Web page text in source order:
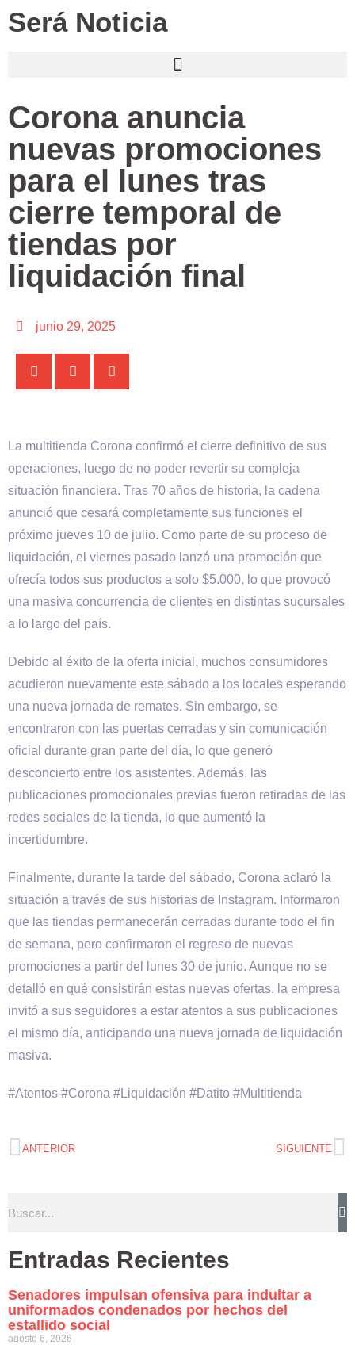
Será Noticia
Corona anuncia
nuevas promociones
para el lunes tras
cierre temporal de
tiendas por
liquidación final
junio 29, 2025
La multitienda Corona confirmó el cierre definitivo de sus
operaciones, luego de no poder revertir su compleja
situación financiera. Tras 70 años de historia, la cadena
anunció que cesará completamente sus funciones el
próximo jueves 10 de julio. Como parte de su proceso de
liquidación, el viernes pasado lanzó una promoción que
ofrecía todos sus productos a solo $5.000, lo que provocó
una masiva concurrencia de clientes en distintas sucursales
a lo largo del país.
Debido al éxito de la oferta inicial, muchos consumidores
acudieron nuevamente este sábado a los locales esperando
una nueva jornada de remates. Sin embargo, se
encontraron con las puertas cerradas y sin comunicación
oficial durante gran parte del día, lo que generó
desconcierto entre los asistentes. Además, las
publicaciones promocionales previas fueron retiradas de las
redes sociales de la tienda, lo que aumentó la
incertidumbre.
Finalmente, durante la tarde del sábado, Corona aclaró la
situación a través de sus historias de Instagram. Informaron
que las tiendas permanecerán cerradas durante todo el fin
de semana, pero confirmaron el regreso de nuevas
promociones a partir del lunes 30 de junio. Aunque no se
detalló en qué consistirán estas nuevas ofertas, la empresa
invitó a sus seguidores a estar atentos a sus publicaciones
el mismo día, anticipando una nueva jornada de liquidación
masiva.
#Atentos #Corona #Liquidación #Datito #Multitienda
ANTERIOR SIGUIENTE
Entradas Recientes
Senadores impulsan ofensiva para indultar a
uniformados condenados por hechos del
estallido social
agosto 6, 2026